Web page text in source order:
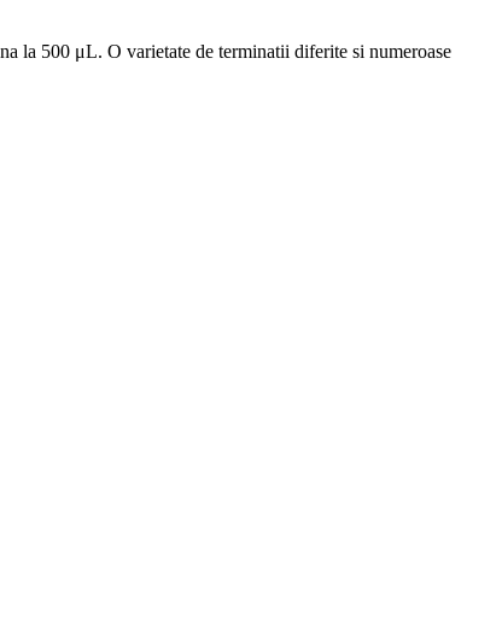
la 500 μL. O varietate de terminatii diferite si numeroase